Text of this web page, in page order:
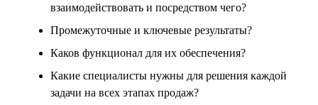
взаимодействовать и посредством чего?
Промежуточные и ключевые результаты?
Каков функционал для их обеспечения?
Какие специалисты нужны для решения каждой
задачи на всех этапах продаж?